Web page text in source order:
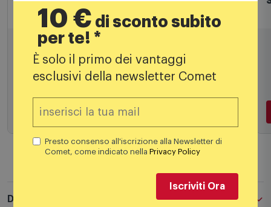
Ecf03wheu Bianca
Aggiungi al carrello
Descrizione
10 € di sconto subito
per te! *
È solo il primo dei vantaggi
esclusivi della newsletter Comet
Presto consenso all'iscrizione alla Newsletter di
Comet, come indicato nellaPrivacy Policy
Iscriviti Ora